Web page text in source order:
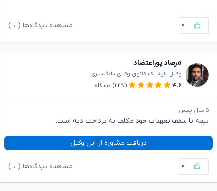
۰ مشاهده دیدگاه‌ها ( ۰
مرصاد پوراعتضاد
وکیل پایه یک کانون وکلای دادگستری
۴.۶
(۲۳۷) دیدگاه
۵ سال پیش
بیمه تا سقف تعهدات خود مکلف به پرداخت دیه است.
دریافت مشاوره از این وکیل
۰ مشاهده دیدگاه‌ها ( ۰